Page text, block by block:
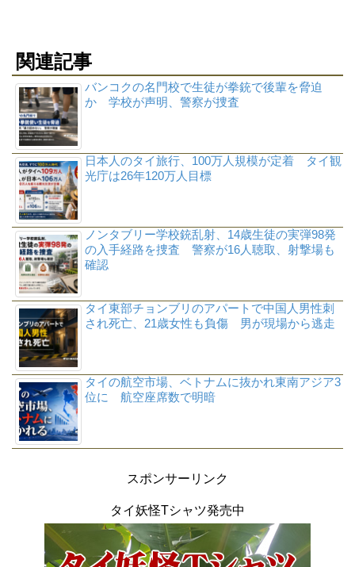
関連記事
バンコクの名門校で生徒が拳銃で後輩を脅迫
か 学校が声明、警察が捜査
日本人のタイ旅行、100万人規模が定着 タイ観
光庁は26年120万人目標
ノンタブリー学校銃乱射、14歳生徒の実弾98発
の入手経路を捜査 警察が16人聴取、射撃場も
確認
タイ東部チョンブリのアパートで中国人男性刺
され死亡、21歳女性も負傷 男が現場から逃走
タイの航空市場、ベトナムに抜かれ東南アジア3
位に 航空座席数で明暗
スポンサーリンク
タイ妖怪Tシャツ発売中